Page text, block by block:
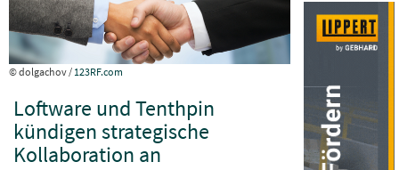
© dolgachov / 123RF.com
Loftware und Tenthpin
kündigen strategische
Kollaboration an